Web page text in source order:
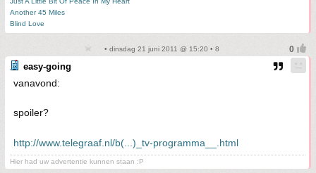
Another 45 Miles
Blind Love
• dinsdag 21 juni 2011 @ 15:20 • 8
easy-going
vanavond:
spoiler?
http://www.telegraaf.nl/b(...)_tv-programma__.html
Hier had uw advertentie kunnen staan :P